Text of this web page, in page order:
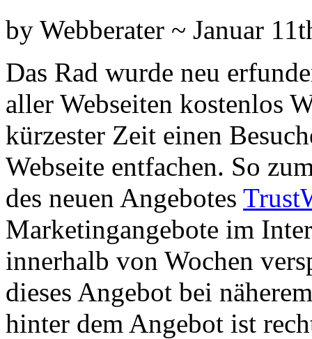
by Webberater ~ Januar
Das Rad wurde neu
aller Webseiten kostenlos
kürzester Zeit einen
Webseite entfachen. So
des neuen Angebotes
Marketingangebote im
innerhalb von Wochen
dieses Angebot bei
hinter dem Angebot ist